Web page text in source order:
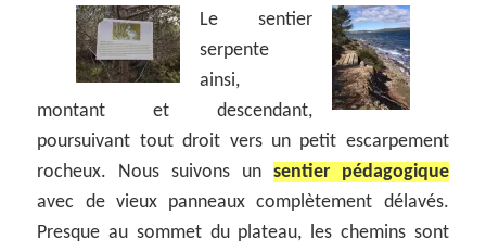
Le sentier
serpente
ainsi,
montant et descendant,
poursuivant tout droit vers un petit escarpement
rocheux. Nous suivons un sentier pédagogique
avec de vieux panneaux complètement délavés.
Presque au sommet du plateau, les chemins sont